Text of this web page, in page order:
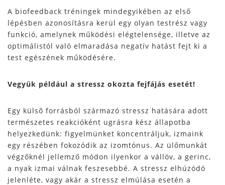
A biofeedback tréningek mindegyikében az első
lépésben azonosításra kerül egy olyan testrész vagy
funkció, amelynek működési elégtelensége, illetve az
optimálistól való elmaradása negatív hatást fejt ki a
test egészének működésére.
Vegyük például a stressz okozta fejfájás esetét!
Egy külső forrásból származó stressz hatására adott
természetes reakcióként ugrásra kész állapotba
helyezkedünk: figyelmünket koncentráljuk, izmaink
egy részében fokozódik az izomtónus. Az ülőmunkát
végzőknél jellemző módon ilyenkor a vállöv, a gerinc,
a nyak izmai válnak feszesebbé. A stressz elhúzódó
jelenléte, vagy akár a stressz elmúlása esetén a